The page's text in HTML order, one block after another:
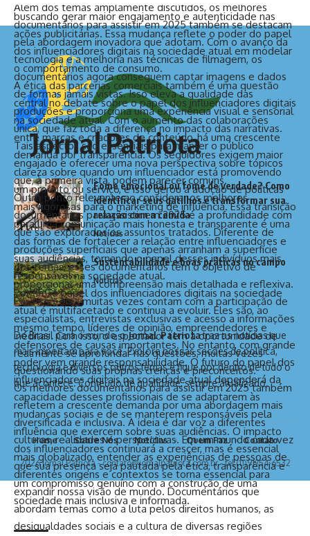
buscando gerar maior engajamento e autenticidade nas
ações publicitárias. Essa mudança reflete o poder do papel
dos influenciadores digitais na sociedade atual em modelar
o comportamento de consumo.
A ética das parcerias comerciais também é uma questão
central no debate sobre o papel dos influenciadores digitais
na sociedade atual. Com o aumento das colaborações
entre marcas e criadores de conteúdo, há uma crescente
demanda por transparência. Os seguidores exigem maior
clareza sobre quando um influenciador está promovendo
um produto ou serviço, e isso gerou a adoção de políticas
mais rigorosas para o marketing de influência. Essa transição
para uma comunicação mais honesta e transparente é uma
das formas de fortalecer a relação entre influenciadores e
suas audiências, tornando o papel desses indivíduos mais
responsável na sociedade atual.
Por fim, o papel dos influenciadores digitais na sociedade
atual é multifacetado e continua a evoluir. Eles são, ao
mesmo tempo, líderes de opinião, empreendedores e
defensores de causas importantes. No entanto, com grande
poder vem grande responsabilidade. O futuro do papel dos
influenciadores digitais na sociedade atual dependerá da
capacidade desses profissionais de se adaptarem às
mudanças sociais e de se manterem responsáveis pela
influência que exercem sobre suas audiências. O impacto
dos influenciadores continuará a crescer, mas é essencial
que sua presença seja pautada pela ética, transparência e
um compromisso genuíno com a construção de uma
sociedade mais inclusiva e informada.
Além dos temas amplamente discutidos, os melhores
documentários para assistir em 2025 também se destacam
pela abordagem inovadora que adotam. Com o avanço da
tecnologia e a melhoria nas técnicas de filmagem, os
documentários agora conseguem captar imagens e dados
de formas jamais vistas. Isso eleva a qualidade das
produções e proporciona uma experiência visual e sensorial
única, que faz toda a diferença no impacto das narrativas.
Tais aspectos são essenciais para manter o público
engajado e oferecer uma nova perspectiva sobre tópicos
que, à primeira vista, podem parecer comuns.
Outro ponto relevante ao considerar os melhores
documentários para assistir em 2025 é a profundidade com
que são explorados os assuntos tratados. Diferente de
produções superficiais que apenas arranham a superfície
dos temas, esses documentários têm o objetivo de
proporcionar uma compreensão mais detalhada e reflexiva.
Para isso, eles muitas vezes contam com a participação de
especialistas, entrevistas exclusivas e acesso a informações
inéditas. Com isso, o espectador tem a oportunidade de
realmente se aprofundar nas questões, muitas vezes
questionando suas próprias crenças e preconceitos.
Os melhores documentários para assistir em 2025 também
refletem a crescente demanda por uma abordagem mais
diversificada e inclusiva. A ideia é dar voz a diferentes
culturas, realidades e perspectivas. Em um mundo cada vez
mais globalizado, entender as experiências de pessoas de
diferentes origens e contextos se torna essencial para
expandir nossa visão de mundo. Documentários que
abordam temas como a luta pelos direitos humanos, as
desigualdades sociais e a cultura de diversas regiões
Fome emocional ou fome de verdade? Como
identificar seus gatilhos e transformar sua
relação com a comida
Notícias
Sustentabilidade e boas práticas no campo
Notícias
Do Brasil para o mundo, oJornal Patriotatraz as notícias que
mais importam para você. Explore nossas seções de política,
tecnologia e diversos outros temas e fique por dentro de tudo o
que acontece. Conteúdo de qualidade, sempre atualizado.
2026 Jornal Patriota -contato@jornalpatriota.com.br- tel.(11)91754-6532
Home Sobre Nós Notícias Quem Faz Contato